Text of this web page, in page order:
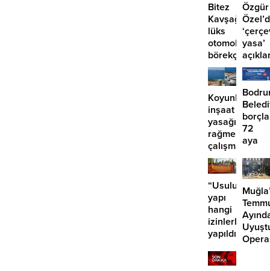
Bitez
Kavşağı’nda
lüks
otomobil
börekçiye
girdi:
2
Özgür
yasa’
‘İmza
atma
yok’
Koyunbaba’da
inşaat
yasağına
rağmen
çalışma
iddiası
72
aya
taksit
“Usuluk’taki
yapı
hangi
izinlerle
yapıldı?”